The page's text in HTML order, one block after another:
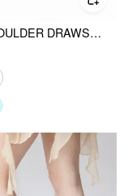
OFF-SHOULDER DRAWSTRING RUCHED ROMPER